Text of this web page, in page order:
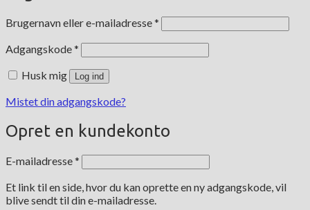
Brugernavn eller e-mailadresse* Påkrævet
Adgangskode* Påkrævet
Husk mig Log ind
Mistet din adgangskode?
Opret en kundekonto
E-mailadresse*
Et link til en side, hvor du kan oprette en ny adgangskode, vil
blive sendt til din e-mailadresse.